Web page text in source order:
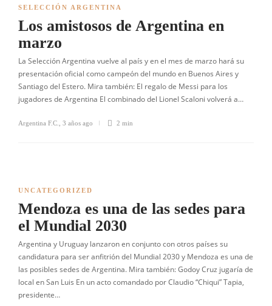
SELECCIÓN ARGENTINA
Los amistosos de Argentina en
marzo
La Selección Argentina vuelve al país y en el mes de marzo hará su
presentación oficial como campeón del mundo en Buenos Aires y
Santiago del Estero. Mira también: El regalo de Messi para los
jugadores de Argentina El combinado del Lionel Scaloni volverá a…
Argentina F.C. 3 años ago 2 min
UNCATEGORIZED
Mendoza es una de las sedes para
el Mundial 2030
Argentina y Uruguay lanzaron en conjunto con otros países su
candidatura para ser anfitrión del Mundial 2030 y Mendoza es una de
las posibles sedes de Argentina. Mira también: Godoy Cruz jugaría de
local en San Luis En un acto comandado por Claudio “Chiqui” Tapia,
presidente…